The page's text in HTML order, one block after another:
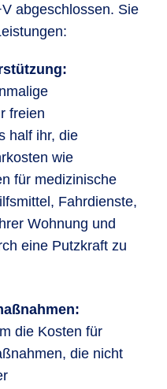
abgeschlossen. Sie
freien
half ihr, die
wie
für medizinische
Fahrdienste,
Wohnung und
eine Putzkraft zu
die Kosten für
die nicht